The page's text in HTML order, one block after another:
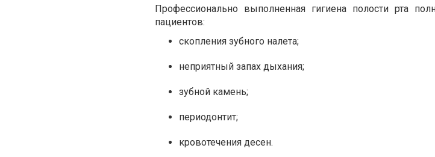
Профессионально выполненная гигиена полости рта
пациентов:
скопления зубного налета;
неприятный запах дыхания;
зубной камень;
периодонтит;
кровотечения десен.